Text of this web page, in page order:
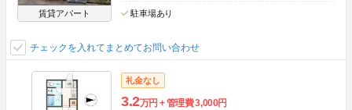
賃貸アパート 駐車場あり
チェックを入れてまとめてお問い合わせ
礼金なし
3.2万円 管理費3,000円